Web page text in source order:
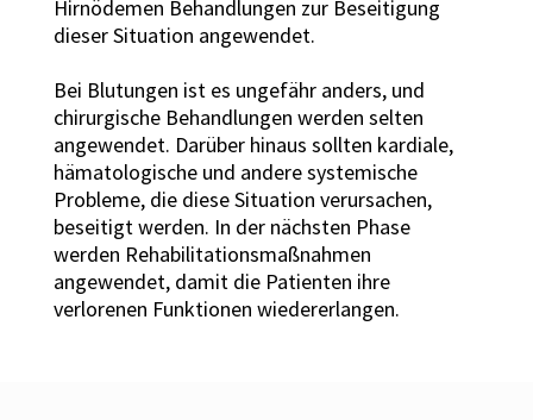
Hirnödemen Behandlungen zur Beseitigung
dieser Situation angewendet.
Bei Blutungen ist es ungefähr anders, und
chirurgische Behandlungen werden selten
angewendet. Darüber hinaus sollten kardiale,
hämatologische und andere systemische
Probleme, die diese Situation verursachen,
beseitigt werden. In der nächsten Phase
werden Rehabilitationsmaßnahmen
angewendet, damit die Patienten ihre
verlorenen Funktionen wiedererlangen.